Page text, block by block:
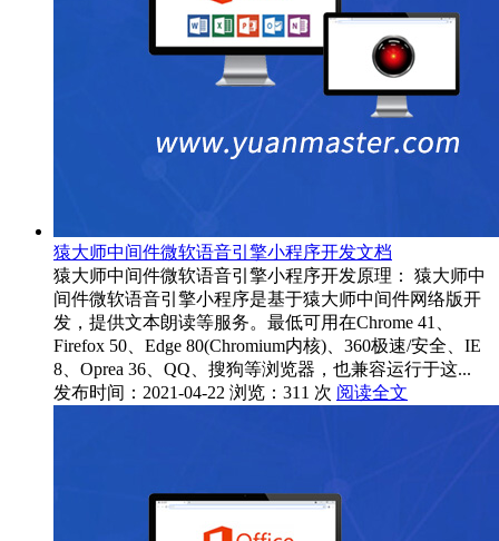
猿大师中间件微软语音引擎小程序开发文档
猿大师中间件微软语音引擎小程序开发原理： 猿大师中
间件微软语音引擎小程序是基于猿大师中间件网络版开
发，提供文本朗读等服务。最低可用在Chrome 41、
Firefox 50、Edge 80(Chromium内核)、360极速/安全、IE
8、Oprea 36、QQ、搜狗等浏览器，也兼容运行于这...
发布时间：2021-04-22 浏览：311 次 阅读全文